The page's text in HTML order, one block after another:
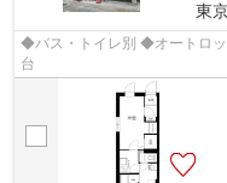
東
◆バス・トイレ別 ◆オートロ
台